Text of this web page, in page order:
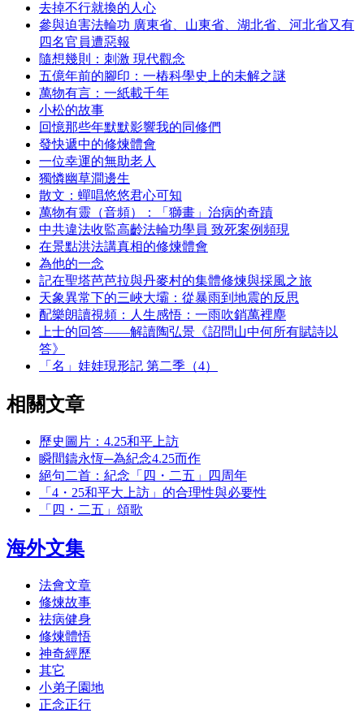
去掉不行就換的人心
參與迫害法輪功 廣東省、山東省、湖北省、河北省又有
四名官員遭惡報
隨想幾則：刺激 現代觀念
五億年前的腳印：一樁科學史上的未解之謎
萬物有言：一紙載千年
小松的故事
回憶那些年默默影響我的同修們
發快遞中的修煉體會
一位幸運的無助老人
獨憐幽草澗邊生
散文：蟬唱悠悠君心可知
萬物有靈（音頻）：「獅畫」治病的奇蹟
中共違法收監高齡法輪功學員 致死案例頻現
在景點洪法講真相的修煉體會
為他的一念
記在聖塔芭芭拉與丹麥村的集體修煉與採風之旅
天象異常下的三峽大壩：從暴雨到地震的反思
配樂朗讀視頻：人生感悟：一雨吹銷萬裡塵
上士的回答——解讀陶弘景《詔問山中何所有賦詩以
答》
「名」娃娃現形記 第二季（4）
相關文章
歷史圖片：4.25和平上訪
瞬間鑄永恆─為紀念4.25而作
絕句二首：紀念「四・二五」四周年
「4・25和平大上訪」的合理性與必要性
「四・二五」頌歌
海外文集
法會文章
修煉故事
祛病健身
修煉體悟
神奇經歷
其它
小弟子園地
正念正行